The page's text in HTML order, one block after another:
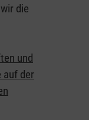
die
und
auf der